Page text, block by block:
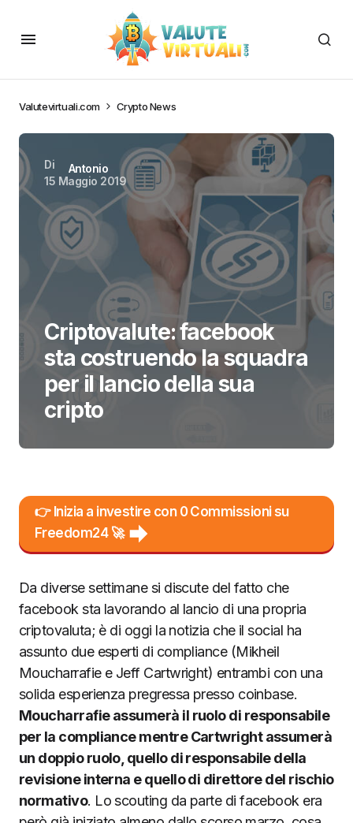
Valutevirtuali.com Crypto News
Di
Antonio
15 Maggio 2019
Criptovalute: facebook
sta costruendo la squadra
per il lancio della sua
cripto
👉 Inizia a investire con 0 Commissioni su
Freedom24 🚀
Da diverse settimane si discute del fatto che
facebook sta lavorando al lancio di una propria
criptovaluta; è di oggi la notizia che il social ha
assunto due esperti di compliance (Mikheil
Moucharrafie e Jeff Cartwright) entrambi con una
solida esperienza pregressa presso coinbase.
Moucharrafie assumerà il ruolo di responsabile
per la compliance mentre Cartwright assumerà
un doppio ruolo, quello di responsabile della
revisione interna e quello di direttore del rischio
normativo. Lo scouting da parte di facebook era